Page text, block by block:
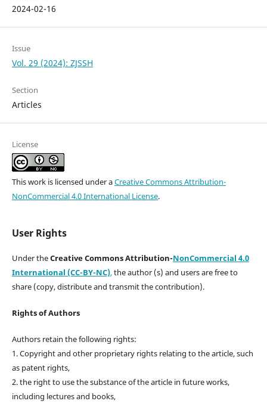
2024-02-16
Issue
Vol. 29 (2024): ZJSSH
Section
Articles
License
This work is licensed under aCreative Commons Attribution-
NonCommercial 4.0 International License.
User Rights
Under theCreative Commons Attribution-NonCommercial 4.0
International (CC-BY-NC),the author (s) and users are free to
share (copy, distribute and transmit the contribution).
Rights of Authors
Authors retain the following rights:
1. Copyright and other proprietary rights relating to the article, such
as patent rights,
2. the right to use the substance of the article in future works,
including lectures and books,